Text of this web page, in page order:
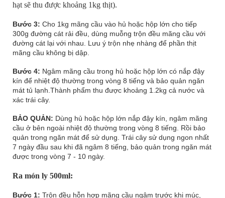
hạt sẽ thu được khoảng 1kg thịt).
Bước 3: Cho 1kg mãng cầu vào hủ hoặc hộp lớn cho tiếp
300g đường cát rải đều, dùng muỗng trộn đều mãng cầu với
đường cát lại với nhau. Lưu ý trộn nhẹ nhàng để phần thịt
mãng cầu không bị dập.
Bước 4: Ngâm mãng cầu trong hủ hoặc hộp lớn có nắp đậy
kín để nhiệt độ thường trong vòng 8 tiếng và bảo quản ngăn
mát tủ lạnh.Thành phẩm thu được khoảng 1.2kg cả nước và
xác trái cây.
BẢO QUẢN: Dùng hủ hoặc hộp lớn nắp đậy kín, ngâm mãng
cầu ở bên ngoài nhiệt độ thường trong vòng 8 tiếng. Rồi bảo
quản trong ngăn mát để sử dụng. Trái cây sử dụng ngon nhất
7 ngày đầu sau khi đã ngâm 8 tiếng, bảo quản trong ngăn mát
được trong vòng 7 - 10 ngày.
Ra món ly 500ml:
Bước 1: Trộn đều hỗn hợp mãng cầu ngâm trước khi múc,